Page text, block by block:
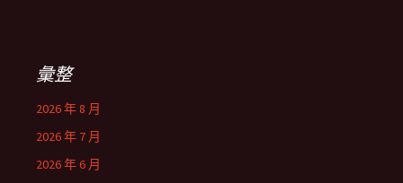
彙整
2026 年 8 月
2026 年 7 月
2026 年 6 月